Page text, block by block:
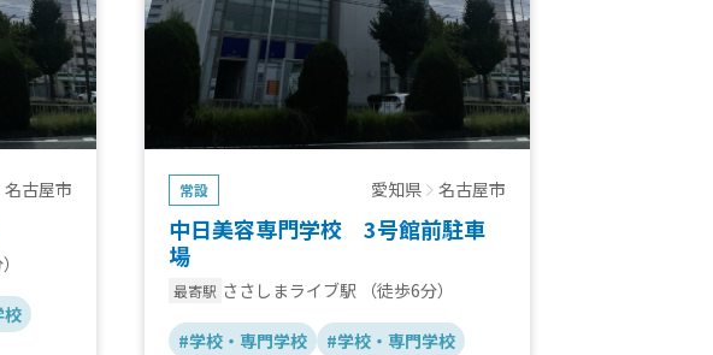
名古屋市
校
常設 愛知県 名古屋市
中日美容専門学校 3号館前駐車
場
最寄駅 ささしまライブ駅 （徒歩6分）
#学校・専門学校 #学校・専門学校